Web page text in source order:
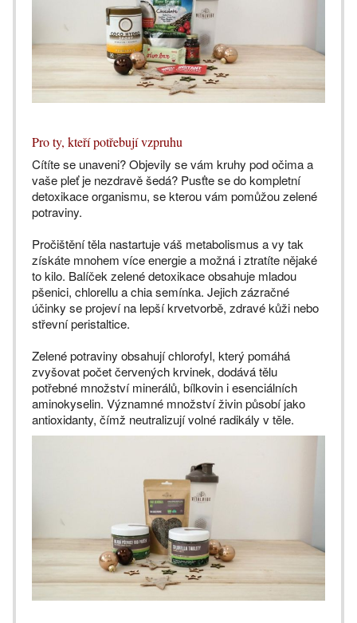
Pro ty, kteří potřebují vzpruhu
Cítíte se unaveni? Objevily se vám kruhy pod očima a
vaše pleť je nezdravě šedá? Pusťte se do kompletní
detoxikace organismu, se kterou vám pomůžou zelené
potraviny.
Pročištění těla nastartuje váš metabolismus a vy tak
získáte mnohem více energie a možná i ztratíte nějaké
to kilo. Balíček zelené detoxikace obsahuje mladou
pšenici, chlorellu a chia semínka. Jejich zázračné
účinky se projeví na lepší krvetvorbě, zdravé kůži nebo
střevní peristaltice.
Zelené potraviny obsahují chlorofyl, který pomáhá
zvyšovat počet červených krvinek, dodává tělu
potřebné množství minerálů, bílkovin i esenciálních
aminokyselin. Významné množství živin působí jako
antioxidanty, čímž neutralizují volné radikály v těle.